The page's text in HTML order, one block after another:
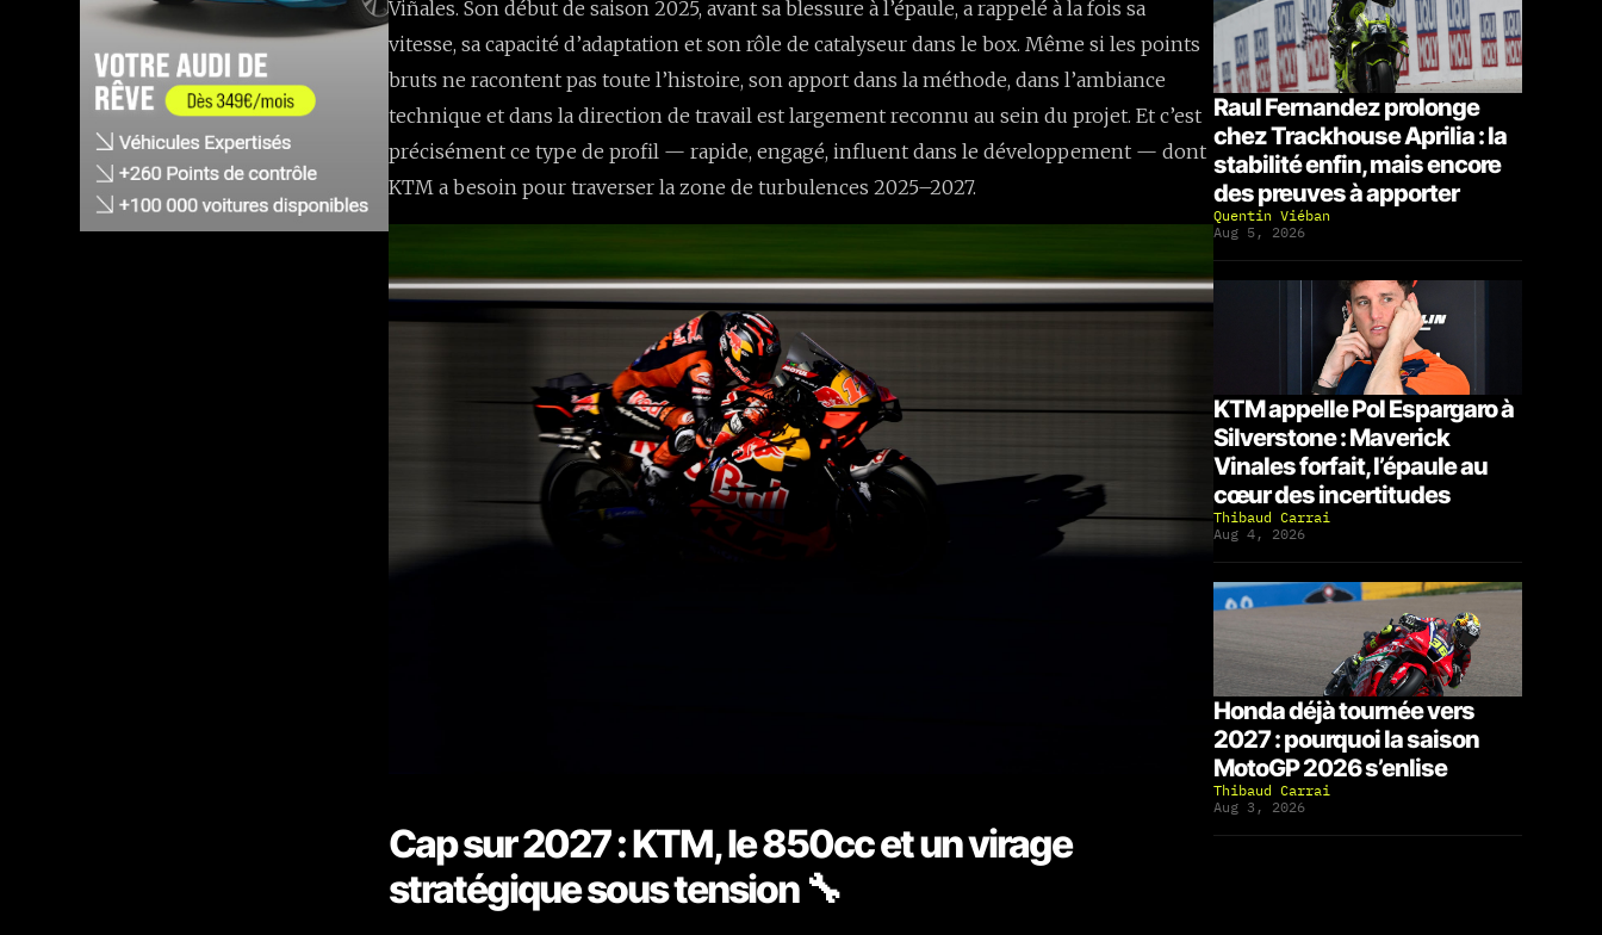
Viñales. Son début de saison 2025, avant sa blessure à l’épaule, a rappelé à la fois sa
vitesse, sa capacité d’adaptation et son rôle de catalyseur dans le box. Même si les points
bruts ne racontent pas toute l’histoire, son apport dans la méthode, dans l’ambiance
technique et dans la direction de travail est largement reconnu au sein du projet. Et c’est
précisément ce type de profil — rapide, engagé, influent dans le développement — dont
KTM a besoin pour traverser la zone de turbulences 2025–2027.
Cap sur 2027 : KTM, le 850cc et un virage
stratégique sous tension 🔧
Raul Fernandez prolonge
chez Trackhouse Aprilia : la
stabilité enfin, mais encore
des preuves à apporter
Quentin Viéban
Aug 5, 2026
KTM appelle Pol Espargaro à
Silverstone : Maverick
Vinales forfait, l’épaule au
cœur des incertitudes
Thibaud Carrai
Aug 4, 2026
Honda déjà tournée vers
2027 : pourquoi la saison
MotoGP 2026 s’enlise
Thibaud Carrai
Aug 3, 2026